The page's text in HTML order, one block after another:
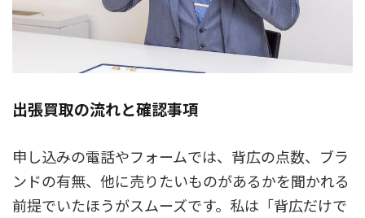
出張買取の流れと確認事項
申し込みの電話やフォームでは、背広の点数、ブラ
ンドの有無、他に売りたいものがあるかを聞かれる
前提でいたほうがスムーズです。私は「背広だけで